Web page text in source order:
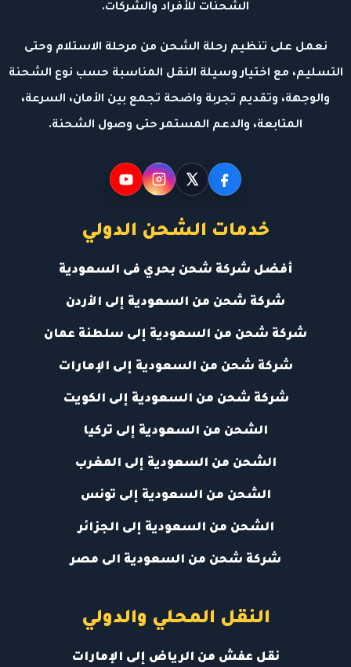
الشحنات للأفراد والشركات.
نعمل على تنظيم رحلة الشحن من مرحلة الاستلام وحتى
التسليم، مع اختيار وسيلة النقل المناسبة حسب نوع الشحنة
والوجهة، وتقديم تجربة واضحة تجمع بين الأمان، السرعة،
المتابعة، والدعم المستمر حتى وصول الشحنة.
خدمات الشحن الدولي
أفضل شركة شحن بحري فى السعودية
شركة شحن من السعودية إلى الأردن
شركة شحن من السعودية إلى سلطنة عمان
شركة شحن من السعودية إلى الإمارات
شركة شحن من السعودية إلى الكويت
الشحن من السعودية إلى تركيا
الشحن من السعودية إلى المغرب
الشحن من السعودية إلى تونس
الشحن من السعودية إلى الجزائر
شركة شحن من السعودية الى مصر
النقل المحلي والدولي
نقل عفش من الرياض إلى الإمارات